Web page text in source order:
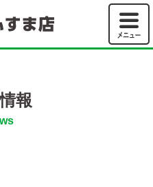
山田た
報